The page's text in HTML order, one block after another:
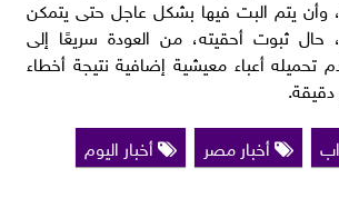
وأن يتم البت فيها بشكل عاجل حتى يتمكن
حال ثبوت أحقيته، من العودة سريعًا إلى
تحميله أعباء معيشية إضافية نتيجة أخطاء
دقيقة.
أخبار مصر
أخبار اليوم